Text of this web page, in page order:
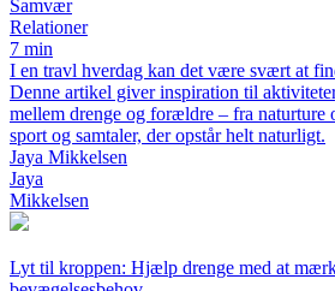
Samvær
Relationer
7 min
I en travl hverdag kan det være svært at
Denne artikel giver inspiration til
mellem drenge og forældre – fra naturture
sport og samtaler, der opstår helt naturligt.
Jaya Mikkelsen
Jaya
Mikkelsen
Lyt til kroppen: Hjælp drenge med at